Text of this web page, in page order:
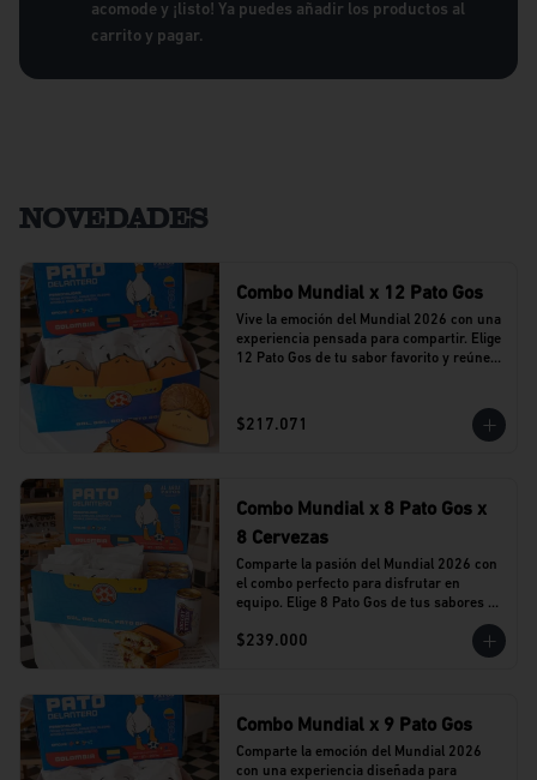
acomode y ¡listo! Ya puedes añadir los productos al
carrito y pagar.
NOVEDADES
Combo Mundial x 12 Pato Gos
Vive la emoción del Mundial 2026 con una
experiencia pensada para compartir. Elige
12 Pato Gos de tu sabor favorito y reúne a
$217.071
Combo Mundial x 8 Pato Gos x
8 Cervezas
Comparte la pasión del Mundial 2026 con
el combo perfecto para disfrutar en
equipo. Elige 8 Pato Gos de tus sabores
favoritos y acompáñalos con 8 cervezas
Stella Artois en lata.
$239.000
Combo Mundial x 9 Pato Gos
Comparte la emoción del Mundial 2026
con una experiencia diseñada para